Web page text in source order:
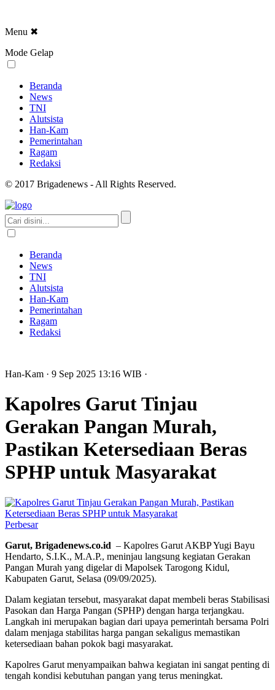
Menu ✖
Mode Gelap
Beranda
News
TNI
Alutsista
Han-Kam
Pemerintahan
Ragam
Redaksi
© 2017 Brigadenews - All Rights Reserved.
Beranda
News
TNI
Alutsista
Han-Kam
Pemerintahan
Ragam
Redaksi
Han-Kam · 9 Sep 2025 13:16 WIB ·
Kapolres Garut Tinjau
Gerakan Pangan Murah,
Pastikan Ketersediaan Beras
SPHP untuk Masyarakat
Perbesar
Garut, Brigadenews.co.id – Kapolres Garut AKBP Yugi Bayu
Hendarto, S.I.K., M.A.P., meninjau langsung kegiatan Gerakan
Pangan Murah yang digelar di Mapolsek Tarogong Kidul,
Kabupaten Garut, Selasa (09/09/2025).
Dalam kegiatan tersebut, masyarakat dapat membeli beras Stabilisasi
Pasokan dan Harga Pangan (SPHP) dengan harga terjangkau.
Langkah ini merupakan bagian dari upaya pemerintah bersama Polri
dalam menjaga stabilitas harga pangan sekaligus memastikan
ketersediaan bahan pokok bagi masyarakat.
Kapolres Garut menyampaikan bahwa kegiatan ini sangat penting di
tengah kondisi kebutuhan pangan yang terus meningkat.